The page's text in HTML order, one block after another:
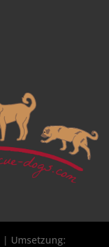
| Umsetzung: